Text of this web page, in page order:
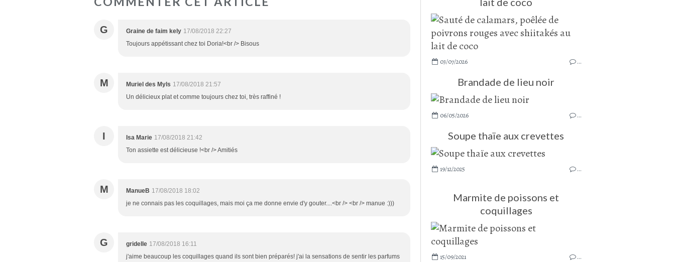
G Graine de faim kely 17/08/2018 22:27
Toujours appétissant chez toi Doria!<br /> Bisous
M Muriel des Myls 17/08/2018 21:57
Un délicieux plat et comme toujours chez toi, très raffiné !
I Isa Marie 17/08/2018 21:42
Ton assiette est délicieuse !<br /> Amitiés
M ManueB 17/08/2018 18:02
je ne connais pas les coquillages, mais moi ça me donne envie d'y gouter....<br /> <br /> manue :)))
G gridelle 17/08/2018 16:11
j'aime beaucoup les coquillages quand ils sont bien préparés! j'ai la sensations de sentir les parfums
03/07/2026 …
Brandade de lieu noir
06/05/2026 …
Soupe thaïe aux crevettes
19/12/2025 …
Marmite de poissons et
coquillages
15/09/2021 …